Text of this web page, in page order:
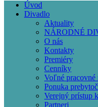
Main
navigation
Úvod
Divadlo
Aktuality
NÁRODNÉ
O nás
Kontakty
Premiéry
Cenníky
Voľné pracovné
Ponuka
Verejný prístup
Partneri